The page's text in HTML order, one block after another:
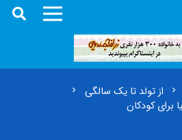
chevron_right از تولد تا یک سالگی chevron_right
برای کودکان